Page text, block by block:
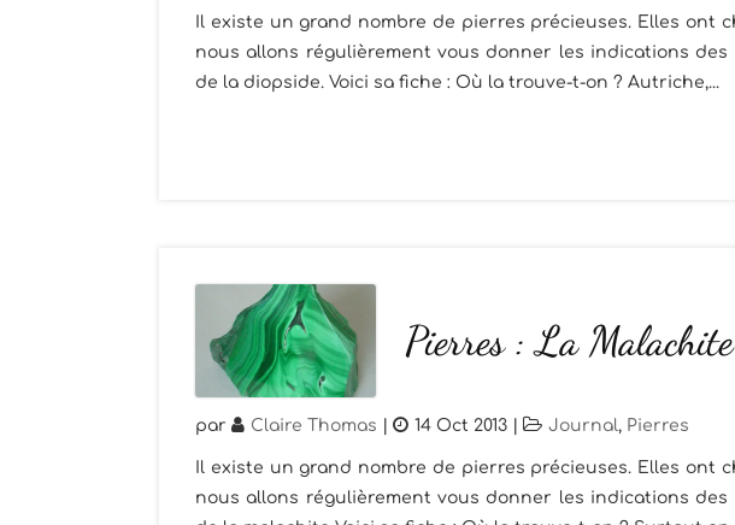
Il existe un grand nombre de pierres précieuses. Elles ont
nous allons régulièrement vous donner les indications
de la diopside. Voici sa fiche : Où la trouve-t-on ? Autriche,...
Pierres : La Malachite
par Claire Thomas 14 Oct 2013 Journal, Pierres
Il existe un grand nombre de pierres précieuses. Elles ont
nous allons régulièrement vous donner les indications